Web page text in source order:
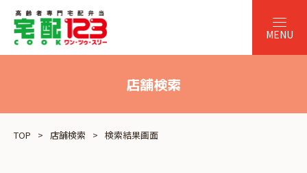
店舗検索
TOP 店舗検索 検索結果画面